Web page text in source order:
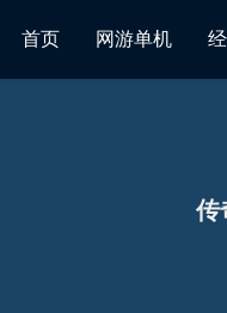
首页 网游单机
传